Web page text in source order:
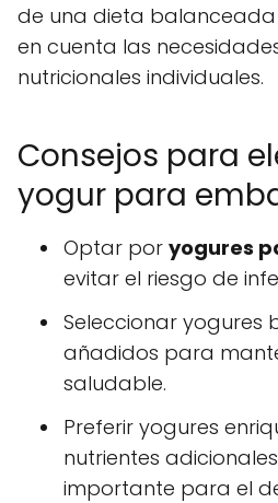
de una dieta
en cuenta las
nutricionales individuales.
Consejos para
yogur para
Optar por yogures
evitar el riesgo de
Seleccionar yogures
añadidos para
saludable.
Preferir yogures
nutrientes
importante para el